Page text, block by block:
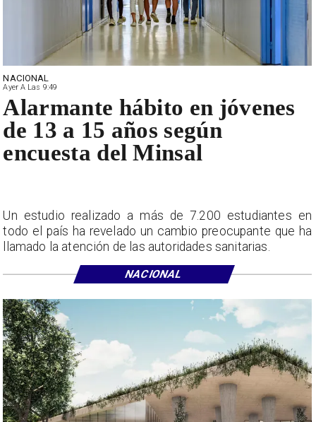
NACIONAL
Ayer A Las 9:49
Alarmante hábito en jóvenes
de 13 a 15 años según
encuesta del Minsal
Un estudio realizado a más de 7.200 estudiantes en
todo el país ha revelado un cambio preocupante que ha
llamado la atención de las autoridades sanitarias.
NACIONAL